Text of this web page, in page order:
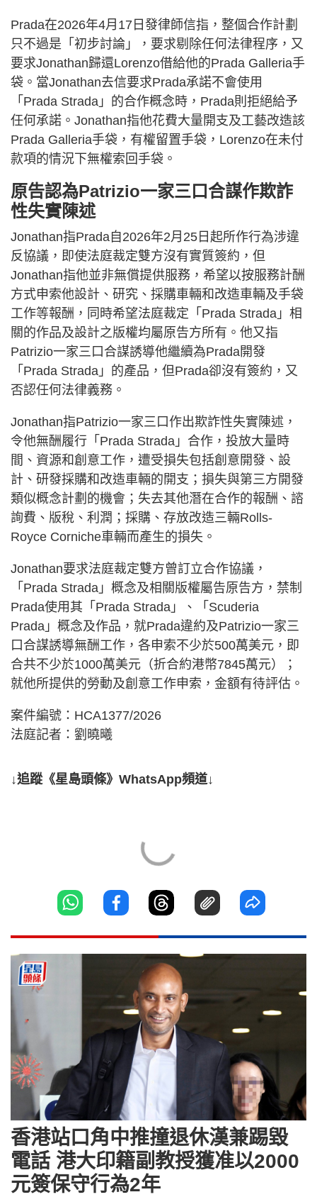
Prada在2026年4月17日發律師信指，整個合作計劃
只不過是「初步討論」，要求剔除任何法律程序，又
要求Jonathan歸還Lorenzo借給他的Prada Galleria手
袋。當Jonathan去信要求Prada承諾不會使用
「Prada Strada」的合作概念時，Prada則拒絕給予
任何承諾。Jonathan指他花費大量開支及工藝改造該
Prada Galleria手袋，有權留置手袋，Lorenzo在未付
款項的情況下無權索回手袋。
原告認為Patrizio一家三口合謀作欺詐
性失實陳述
Jonathan指Prada自2026年2月25日起所作行為涉違
反協議，即使法庭裁定雙方沒有實質簽約，但
Jonathan指他並非無償提供服務，希望以按服務計酬
方式申索他設計、研究、採購車輛和改造車輛及手袋
工作等報酬，同時希望法庭裁定「Prada Strada」相
關的作品及設計之版權均屬原告方所有。他又指
Patrizio一家三口合謀誘導他繼續為Prada開發
「Prada Strada」的產品，但Prada卻沒有簽約，又
否認任何法律義務。
Jonathan指Patrizio一家三口作出欺詐性失實陳述，
令他無酬履行「Prada Strada」合作，投放大量時
間、資源和創意工作，遭受損失包括創意開發、設
計、研發採購和改造車輛的開支；損失與第三方開發
類似概念計劃的機會；失去其他潛在合作的報酬、諮
詢費、版稅、利潤；採購、存放改造三輛Rolls-
Royce Corniche車輛而產生的損失。
Jonathan要求法庭裁定雙方曾訂立合作協議，
「Prada Strada」概念及相關版權屬告原告方，禁制
Prada使用其「Prada Strada」、「Scuderia
Prada」概念及作品，就Prada違約及Patrizio一家三
口合謀誘導無酬工作，各申索不少於500萬美元，即
合共不少於1000萬美元（折合約港幣7845萬元）；
就他所提供的勞動及創意工作申索，金額有待評估。
案件編號：HCA1377/2026
法庭記者：劉曉曦
↓追蹤《星島頭條》WhatsApp頻道↓
香港站口角中推撞退休漢兼踢毀
電話 港大印籍副教授獲准以2000
元簽保守行為2年